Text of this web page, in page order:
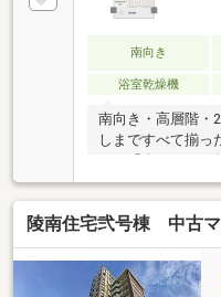
南向き
浴室乾燥機
南向き・高層階・
しまですべて揃っ
おすすめの一室と
全室だけでなく浴
フルフラット仕様
境」をキーワード
住まいを追求した
しており、マンシ
陵南住宅弐号棟 中古